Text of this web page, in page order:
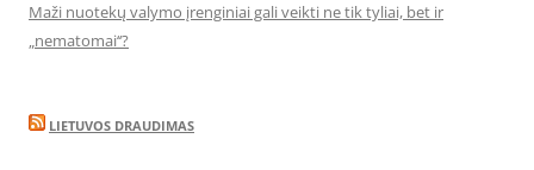
Maži nuotekų valymo įrenginiai gali veikti ne tik tyliai, bet ir
„nematomai‘‘?
LIETUVOS DRAUDIMAS